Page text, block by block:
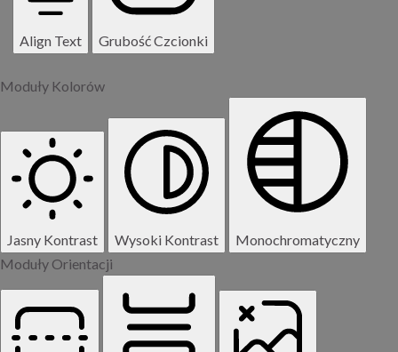
Align Text Grubość Czcionki
Moduły Kolorów
Jasny Kontrast Wysoki Kontrast
Monochromatyczny
Moduły Orientacji